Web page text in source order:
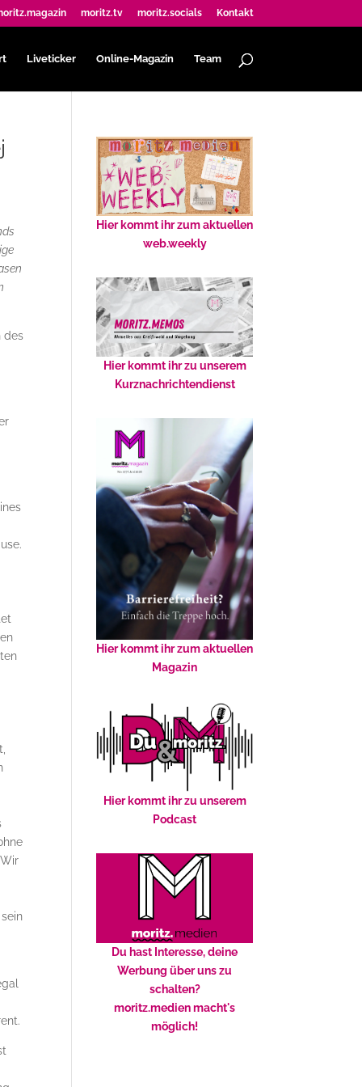
moritz.tv moritz.socials Kontakt
Liveticker Online-Magazin Team
des
Hier kommt ihr zum aktuellen
web.weekly
Hier kommt ihr zu unserem
Kurznachrichtendienst
Hier kommt ihr zum aktuellen
Magazin
Hier kommt ihr zu unserem
Podcast
Du hast Interesse, deine
Werbung über uns zu
schalten?
moritz.medien macht's
möglich!